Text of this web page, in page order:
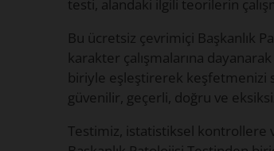
testi, alandaki ilgili teorilerin
Bu ücretsiz çevrimiçi Başkanlık
karakter çalışmalarına
biriyle eşleştirerek keşfetmenizi
güvenilir, geçerli, doğru ve
Testimiz, istatistiksel kontrollere